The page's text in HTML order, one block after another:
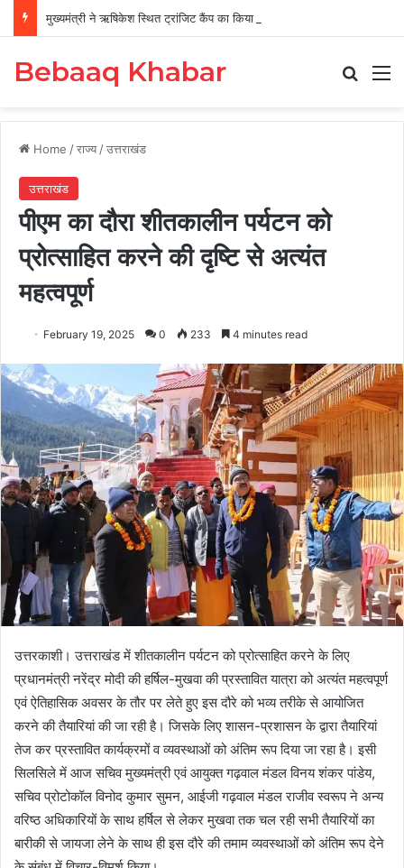
मुख्यमंत्री ने ऋषिकेश स्थित ट्रांजिट कैंप का किया औचक निरीक्षण
Bebaaq Khabar
Home /राज्य /उत्तराखंड
उत्तराखंड
पीएम का दौरा शीतकालीन पर्यटन को
प्रोत्साहित करने की दृष्टि से अत्यंत
महत्वपूर्ण
February 19, 2025 0 233 4 minutes read
उत्तरकाशी। उत्तराखंड में शीतकालीन पर्यटन को प्रोत्साहित करने के लिए
प्रधानमंत्री नरेंद्र मोदी की हर्षिल-मुखवा की प्रस्तावित यात्रा को अत्यंत महत्वपूर्ण
एवं ऐतिहासिक अवसर के तौर पर लेते हुए इस दौरे को भव्य तरीके से आयोजित
करने की तैयारियां की जा रही है। जिसके लिए शासन-प्रशासन के द्वारा तैयारियां
तेज कर प्रस्तावित कार्यक्रमों व व्यवस्थाओं को अंतिम रूप दिया जा रहा है। इसी
सिलसिले में आज सचिव मुख्यमंत्री एवं आयुक्त गढ़वाल मंडल विनय शंकर पांडेय,
सचिव प्रोटोकॉल विनोद कुमार सुमन, आईजी गढ़वाल मंडल राजीव स्वरूप ने अन्य
वरिष्ठ अधिकारियों के साथ हर्षिल से लेकर मुखवा तक चल रही सभी तैयारियों का
बारीकी से जायजा लेने के साथ ही इस दौरे की तमाम व्यवस्थाओं को अंतिम रूप देने